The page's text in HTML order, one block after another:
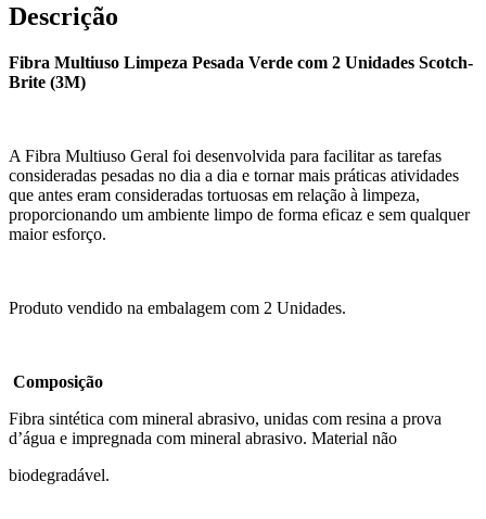
Descrição
Fibra Multiuso Limpeza Pesada Verde com 2 Unidades Scotch-
Brite (3M)
A Fibra Multiuso Geral foi desenvolvida para facilitar as tarefas
consideradas pesadas no dia a dia e tornar mais práticas atividades
que antes eram consideradas tortuosas em relação à limpeza,
proporcionando um ambiente limpo de forma eficaz e sem qualquer
maior esforço.
Produto vendido na embalagem com 2 Unidades.
Composição
Fibra sintética com mineral abrasivo, unidas com resina a prova
d’água e impregnada com mineral abrasivo. Material não
biodegradável.